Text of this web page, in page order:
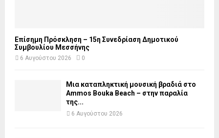
Επίσημη Πρόσκληση – 15η Συνεδρίαση Δημοτικού
Συμβουλίου Μεσσήνης
6 Αυγούστου 2026 0
Μια καταπληκτική μουσική βραδιά στο
Ammos Bouka Beach – στην παραλία
της...
6 Αυγούστου 2026